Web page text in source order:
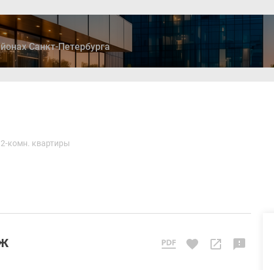
Санкт-Петербурга
комн. квартиры